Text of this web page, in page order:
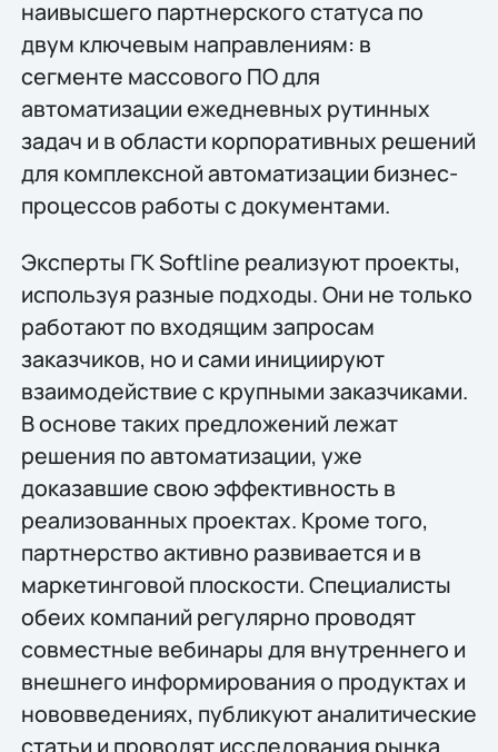
наивысшего партнерского статуса по
двум ключевым направлениям: в
сегменте массового ПО для
автоматизации ежедневных рутинных
задач и в области корпоративных решений
для комплексной автоматизации бизнес-
процессов работы с документами.
Эксперты ГК Softline реализуют проекты,
используя разные подходы. Они не только
работают по входящим запросам
заказчиков, но и сами инициируют
взаимодействие с крупными заказчиками.
В основе таких предложений лежат
решения по автоматизации, уже
доказавшие свою эффективность в
реализованных проектах. Кроме того,
партнерство активно развивается и в
маркетинговой плоскости. Специалисты
обеих компаний регулярно проводят
совместные вебинары для внутреннего и
внешнего информирования о продуктах и
нововведениях, публикуют аналитические